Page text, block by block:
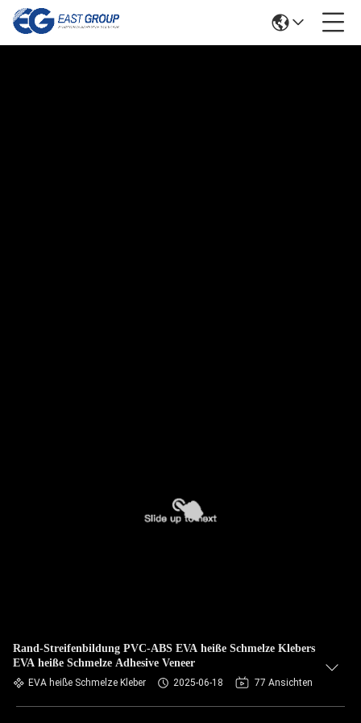
Rand-Streifenbildung PVC-ABS EVA heiße Schmelze Klebers
EVA heiße Schmelze Adhesive Veneer
EVA heiße Schmelze Kleber 2025-06-18 77 Ansichten